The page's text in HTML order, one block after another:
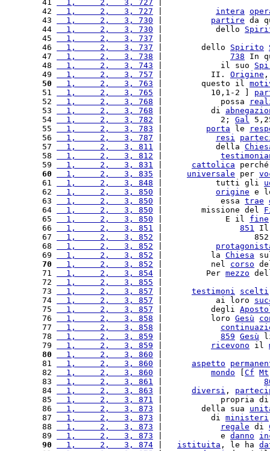
41
  1,     2,   3, 727
42
  1,     2,   3, 727
intera
43
  1,     2,   3, 730
partire da
44
  1,     2,   3, 730
|           dello
45
  1,     2,   3, 737
46
  1,     2,   3, 737
|        dello Spirito
47
  1,     2,   3, 738
738 In
48
  1,     2,   3, 743
|            il suo
49
  1,     2,   3, 757
|          II. Origine
50
  1,     2,   3, 763
|        questo il
51
  1,     2,   3, 765
|          10,1-2 ]
52
  1,     2,   3, 768
|            possa
53
  1,     2,   3, 768
|          di
54
  1,     2,   3, 782
|            2; Gal
55
  1,     2,   3, 783
porta le
56
  1,     2,   3, 787
resi
57
  1,     2,   3, 811
|           della
58
  1,     2,   3, 812
59
  1,     2,   3, 831
cattolica
60
  1,     2,   3, 835
universale per
61
  1,     2,   3, 848
|           tutti gli
62
  1,     2,   3, 850
origine e
63
  1,     2,   3, 850
|            essa trae
64
  1,     2,   3, 850
|        missione del
65
  1,     2,   3, 850
|             E il fine
66
  1,     2,   3, 851
851
67
  1,     2,   3, 852
|                   852
68
  1,     2,   3, 852
69
  1,     2,   3, 852
|          la Chiesa
70
  1,     2,   3, 852
|          nel corso
71
  1,     2,   3, 854
|         Per mezzo
72
  1,     2,   3, 855
73
  1,     2,   3, 857
testimoni scelti
74
  1,     2,   3, 857
|           ai loro
75
  1,     2,   3, 857
|          degli
76
  1,     2,   3, 858
|          loro Gesù
77
  1,     2,   3, 858
78
  1,     2,   3, 859
859 Gesù
79
  1,     2,   3, 859
ricevono il
80
  1,     2,   3, 860
81
  1,     2,   3, 860
aspetto
82
  1,     2,   3, 860
mondo Cf Mt
83
  1,     2,   3, 861
84
  1,     2,   3, 863
diversi ,
85
  1,     2,   3, 871
|            propria di
86
  1,     2,   3, 873
|        della sua
87
  1,     2,   3, 873
|          di ministeri
88
  1,     2,   3, 873
regale di
89
  1,     2,   3, 873
|            e danno
90
  1,     2,   3, 874
istituita , le ha